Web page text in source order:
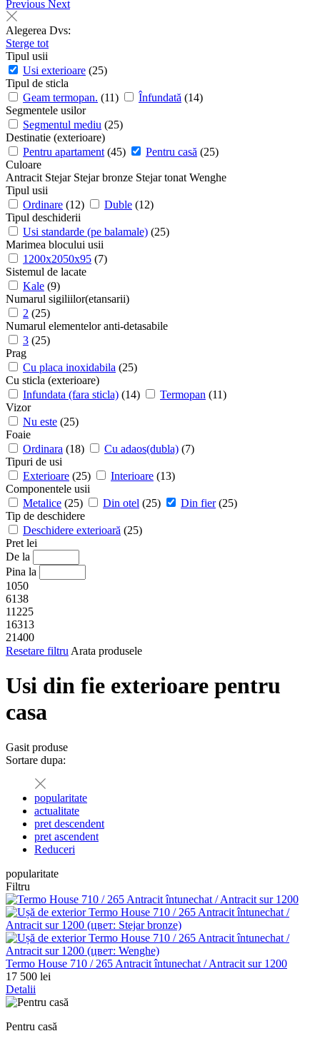
Previous Next
Alegerea Dvs:
Sterge tot
Tipul usii
Usi exterioare (25)
Tipul de sticla
Geam termopan. (11) Înfundată (14)
Segmentele usilor
Segmentul mediu (25)
Destinatie (exterioare)
Pentru apartament (45) Pentru casă (25)
Culoare
Antracit Stejar Stejar bronze Stejar tonat Wenghe
Tipul usii
Ordinare (12) Duble (12)
Tipul deschiderii
Usi standarde (pe balamale) (25)
Marimea blocului usii
1200х2050х95 (7)
Sistemul de lacate
Kale (9)
Numarul sigiliilor(etansarii)
2 (25)
Numarul elementelor anti-detasabile
3 (25)
Prag
Cu placa inoxidabila (25)
Cu sticla (exterioare)
Infundata (fara sticla) (14) Termopan (11)
Vizor
Nu este (25)
Foaie
Ordinara (18) Cu adaos(dubla) (7)
Tipuri de usi
Exterioare (25) Interioare (13)
Componentele usii
Metalice (25) Din otel (25) Din fier (25)
Tip de deschidere
Deschidere exterioară (25)
Pret lei
De la
Pina la
1050
6138
11225
16313
21400
Resetare filtru Arata produsele
Usi din fie exterioare pentru
casa
Gasit produse
Sortare dupa:
popularitate
actualitate
pret descendent
pret ascendent
Reduceri
popularitate
Filtru
Termo House 710 / 265 Antracit întunechat / Antracit sur 1200
17 500 lei
Detalii
Pentru casă